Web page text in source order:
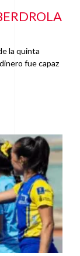
la quinta
fue capaz